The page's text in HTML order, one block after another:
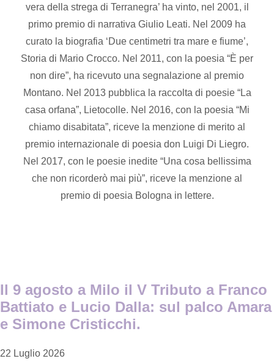
vera della strega di Terranegra’ ha vinto, nel 2001, il
primo premio di narrativa Giulio Leati. Nel 2009 ha
curato la biografia ‘Due centimetri tra mare e fiume’,
Storia di Mario Crocco. Nel 2011, con la poesia “È per
non dire”, ha ricevuto una segnalazione al premio
Montano. Nel 2013 pubblica la raccolta di poesie “La
casa orfana”, Lietocolle. Nel 2016, con la poesia “Mi
chiamo disabitata”, riceve la menzione di merito al
premio internazionale di poesia don Luigi Di Liegro.
Nel 2017, con le poesie inedite “Una cosa bellissima
che non ricorderò mai più”, riceve la menzione al
premio di poesia Bologna in lettere.
Il 9 agosto a Milo il V Tributo a Franco
Battiato e Lucio Dalla: sul palco Amara
e Simone Cristicchi.
22 Luglio 2026